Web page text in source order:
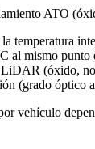
ATO
temperatura
al mismo punto
LiDAR (óxido,
(grado óptico
vehículo